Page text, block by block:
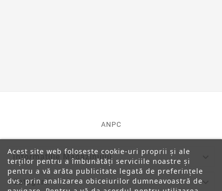
ANPC
Informatiile Magazinului
Categorii 
Acest site web folosește cookie-uri proprii și ale
terților pentru a îmbunătăți serviciile noastre și
pentru a vă arăta publicitate legată de preferințele
dvs. prin analizarea obiceiurilor dumneavoastră de